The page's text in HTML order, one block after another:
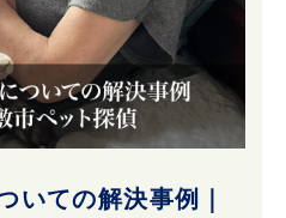
いての解決事例｜